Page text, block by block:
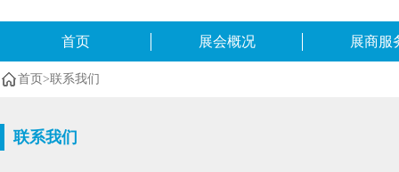
首页 展会概况 展商服
首页 >联系我们
联系我们